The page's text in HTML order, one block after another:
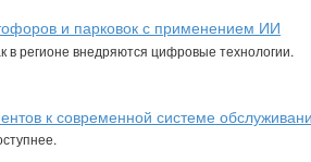
и парковок с применением ИИ
в регионе внедряются цифровые технологии.
к современной системе